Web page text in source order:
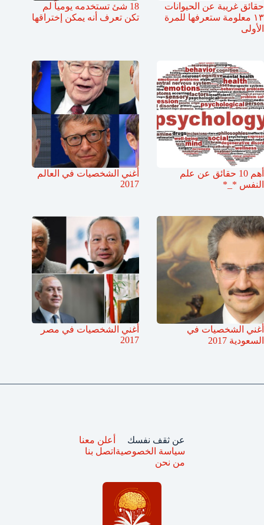
حقائق غريبة عن الحيوانات
١٣ معلومة ستعرفها للمرة
الأولى
18 شئ تستخدمه يومياً لم
تكن تعرف أنه يمكن إختراقها
أهم 10 حقائق عن علم
النفس *_*
أغني الشخصيات في العالم
2017
أغني الشخصيات في
السعودية 2017
أغني الشخصيات في مصر
2017
عن ثقف نفسك
سياسة الخصوصية
من نحن
أعلن معنا
اتصل بنا